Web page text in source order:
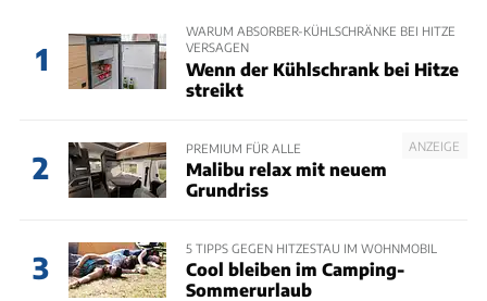
1
WARUM ABSORBER-KÜHLSCHRÄNKE BEI HITZE
VERSAGEN
Wenn der Kühlschrank bei Hitze
streikt
2
ANZEIGE
PREMIUM FÜR ALLE
Malibu relax mit neuem
Grundriss
3
5 TIPPS GEGEN HITZESTAU IM WOHNMOBIL
Cool bleiben im Camping-
Sommerurlaub